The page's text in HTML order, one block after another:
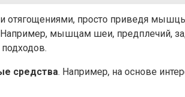
просто приведя
мышцам шеи, предплечий,
средства. Например, на основе